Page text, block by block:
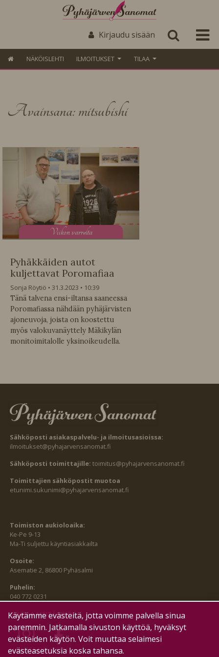
Kirjaudu sisään
NÄKÖISLEHTI ILMOITUKSET TILAA
Avainsana: mitsubishi
Viikon varrelta
Pyhäkkäiden autot
kuljettavat Poromafiaa
Sonja Röytiö 31.3.2023
10:39
Tänä talvena ensi-iltansa saaneessa
Poromafiassa nähdään pyhäjärvisten
ajoneuvoja, joista on koostettu
myös valokuvanäyttely Mäkikylän
monitoimitalolle yksinoikeudella.
Sähköposti asiakaspalvelu- ja ilmoitusasioissa:
ilmoitukset@pyhajarvensanomat.fi
Sähköposti toimittajille: toimitus@pyhajarvensanomat.fi
Toimittajien sähköpostit muotoa
etunimi.sukunimi@pyhajarvensanomat.fi
Toimiston aukioloaika:
Ke-Pe 9-13
Ma-Ti suljettu käyntiasiakkailta
Osoite:
Asematie 2, 86800 Pyhäsalmi
Puhelin:
040 772 0231
SEURAA MEITÄ MYÖS:
HALLITSE EVÄSTEITÄ
Käytämme evästeitä, jotta voimme palvella sinua
paremmin. Jatkamalla sivuston käyttöä, hyväksyt
evästeiden käytön. Voit muuttaa selaimesi
evästeasetuksia koska tahansa.